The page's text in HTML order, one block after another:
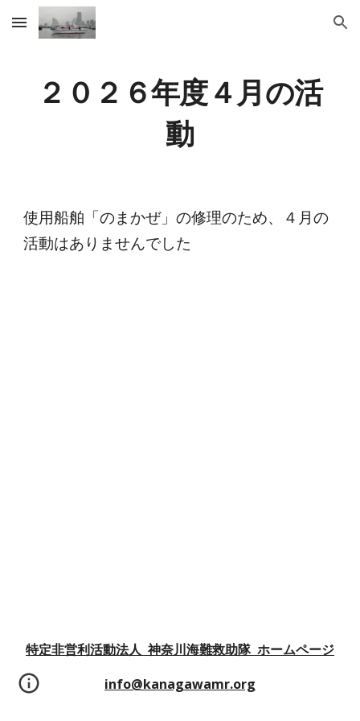
Skip to main content Skip to navigation
２０２６年度４ 月の活
動
使用船舶「のまかぜ」の修理のため、４月の
活動はありませんでした
特定非営利活動法人 神奈川海難救助隊 ホームページ
info@kanagawamr.org